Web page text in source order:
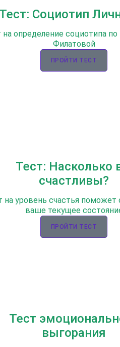
Тест: Социотип
на определение социотипа
Филатовой
ПРОЙТИ ТЕСТ
Тест: Насколько
счастливы?
на уровень счастья поможет
ваше текущее
ПРОЙТИ ТЕСТ
Тест
выгорания